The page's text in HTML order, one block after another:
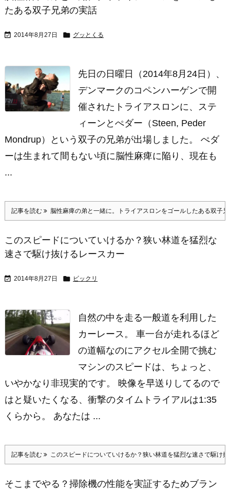
たある双子兄弟の実話
 2014年8月27日  グッとくる
先日の日曜日（2014年8月24日）、
デンマークのコペンハーゲンで開
催されたトライアスロンに、ステ
ィーンとぺダー（Steen, Peder
Mondrup）という双子の兄弟が出場しました。 ぺダ
ーは生まれて間もない頃に脳性麻痺に陥り、現在も
...
記事を読む 脳性麻痺の弟と一緒に。トライアスロンをゴールしたある双子
このスピードについていけるか？狭い林道を猛烈な
速さで駆け抜けるレースカー
 2014年8月27日  ビックリ
自然の中を走る一般道を利用した
カーレース。 車一台が走れるほど
の道幅なのにアクセル全開で挑む
マシンのスピードは、ちょっと、
いやかなり非現実的です。 映像を早送りしてるので
はと疑いたくなる、衝撃のタイムトライアルは1:35
くらから。 あなたは ...
記事を読む このスピードについていけるか？狭い林道を猛烈な速さで駆け
そこまでやる？掃除機の性能を実証するためブラン